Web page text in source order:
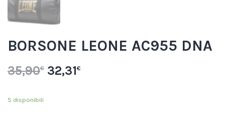
BORSONE LEONE AC955 DNA
35,90€ 32,31€
5 disponibili